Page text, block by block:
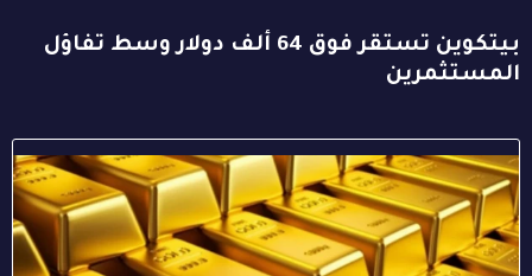
بيتكوين تستقر فوق 64 ألف دولار وسط تفاؤل
المستثمرين